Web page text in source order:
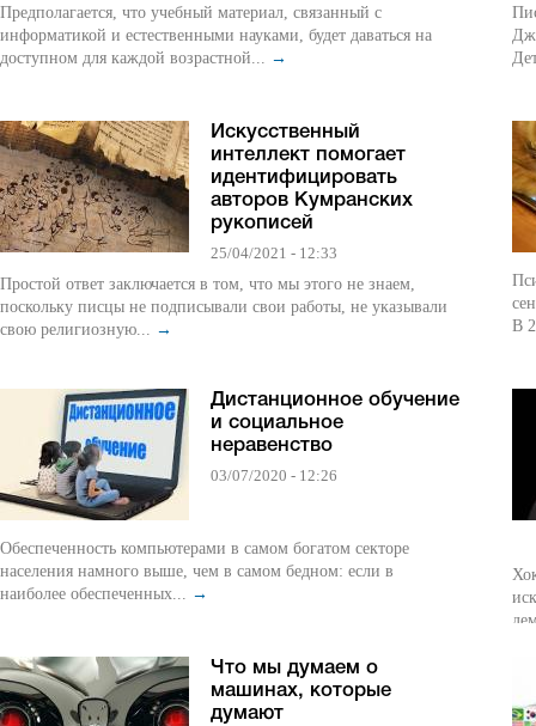
Предполагается, что учебный материал, связанный с
информатикой и естественными науками, будет даваться на
доступном для каждой возрастной... →
Искусственный
интеллект помогает
идентифицировать
авторов Кумранских
рукописей
25/04/2021 - 12:33
Простой ответ заключается в том, что мы этого не знаем,
поскольку писцы не подписывали свои работы, не указывали
свою религиозную...
→
Дистанционное обучение
и социальное
неравенство
03/07/2020 - 12:26
Обеспеченность компьютерами в самом богатом секторе
населения намного выше, чем в самом бедном: если в
наиболее обеспеченных... →
Что мы думаем о
машинах, которые
думают
В